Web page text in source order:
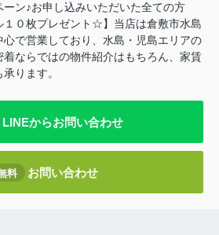
ン♪お申し込みいただいた全ての方
１０枚プレゼント☆】当店は倉敷市水島
で営業しており、水島・児島エリアの
ならではの物件紹介はもちろん、家賃
ります。
LINEからお問い合わせ
料 お問い合わせ